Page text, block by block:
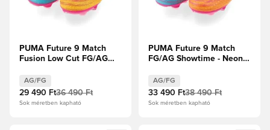
PUMA Future 9 Match
Fusion Low Cut FG/AG
rózsaszín/Sun Stream/
Élénk türkiz/PUMA Fehér
AG/FG
29 490 Ft36 490 Ft
Sok méretben kapható
PUMA Future 9 Match
FG/AG Showtime - Neon
Élénk türkiz/PUMA Fehér
AG/FG
33 490 Ft38 490 Ft
Sok méretben kapható